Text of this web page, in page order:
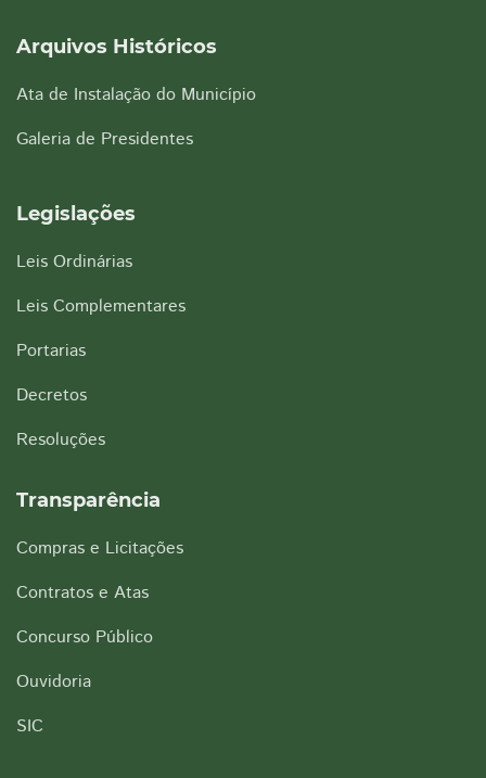
Arquivos Históricos
Ata de Instalação do Município
Galeria de Presidentes
Legislações
Leis Ordinárias
Leis Complementares
Portarias
Decretos
Resoluções
Transparência
Compras e Licitações
Contratos e Atas
Concurso Público
Ouvidoria
SIC